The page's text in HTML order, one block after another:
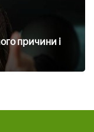
причини і